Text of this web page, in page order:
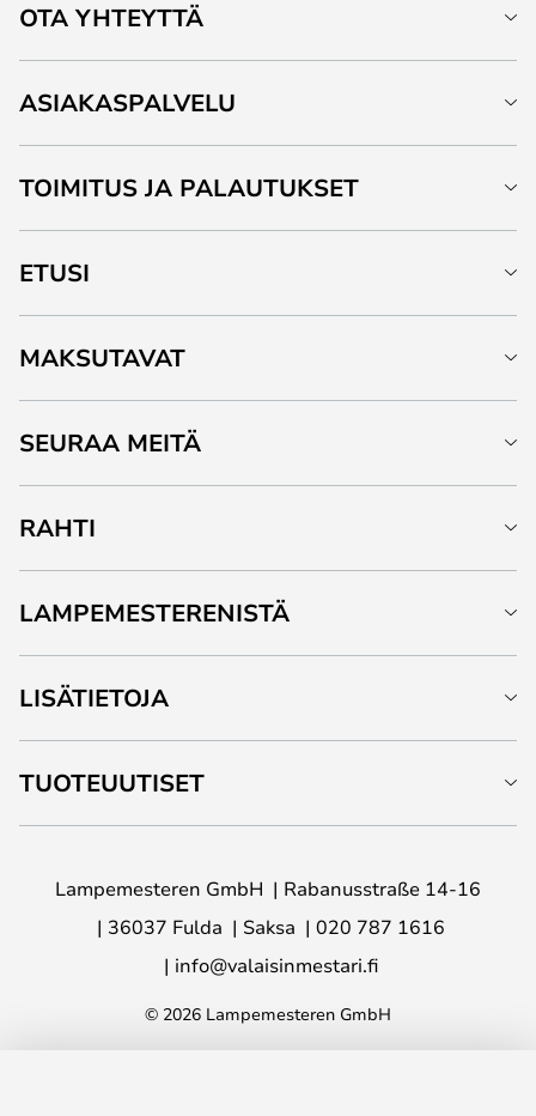
OTA YHTEYTTÄ
ASIAKASPALVELU
TOIMITUS JA PALAUTUKSET
ETUSI
MAKSUTAVAT
SEURAA MEITÄ
RAHTI
LAMPEMESTERENISTÄ
LISÄTIETOJA
TUOTEUUTISET
Lampemesteren GmbH
Rabanusstraße 14-16
36037 Fulda
Saksa
020 787 1616
info@valaisinmestari.fi
© 2026 Lampemesteren GmbH